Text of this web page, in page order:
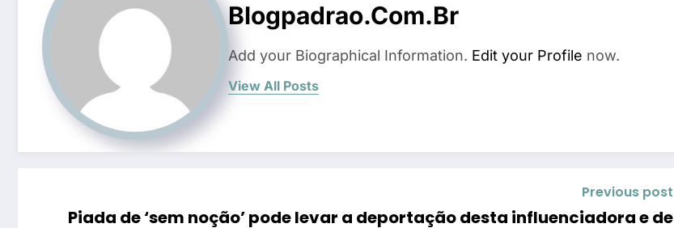
Blogpadrao.com.br
Add your Biographical Information. Edit your Profile now.
View All Posts
Previous post
Piada de ‘sem noção’ pode levar a deportação desta influenciadora e de